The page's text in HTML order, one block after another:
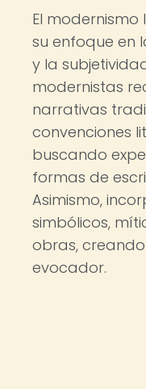
El
su enfoque en
y la
modernistas
narrativas
convenciones
buscando
formas de
Asimismo,
simbólicos,
obras,
evocador.